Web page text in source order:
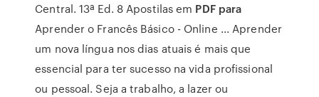
Central. 13ª Ed. 8 Apostilas em PDF para
Aprender o Francês Básico - Online ... Aprender
um nova língua nos dias atuais é mais que
essencial para ter sucesso na vida profissional
ou pessoal. Seja a trabalho, a lazer ou